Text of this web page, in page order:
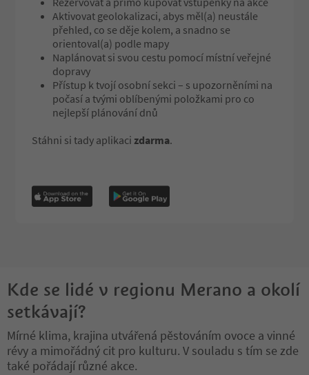
Aktivovat geolokalizaci, abys měl(a) neustále
přehled, co se děje kolem, a snadno se
orientoval(a) podle mapy
Naplánovat si svou cestu pomocí místní veřejné
dopravy
Přístup k tvojí osobní sekci – s upozorněními na
počasí a tvými oblíbenými položkami pro co
nejlepší plánování dnů
Stáhni si tady aplikaci zdarma.
Kde se lidé v regionu Merano a okolí
setkávají?
Mírné klima, krajina utvářená pěstováním ovoce a vinné
révy a mimořádný cit pro kulturu. V souladu s tím se zde
také pořádají různé akce.